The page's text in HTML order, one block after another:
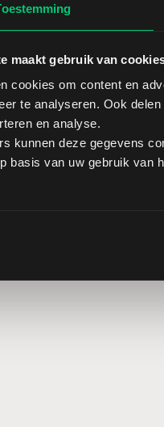
maakt gebruik van
cookies om content en
te analyseren. Ook
en analyse.
kunnen deze gegevens
basis van uw gebruik van
doet u daarnaast via
analyses kunt maken.
u een dalende koers en
stap in beleggen.
serieus neemt.
aandeel Carrefour
de verliezen
en enkel te
maakt als broker